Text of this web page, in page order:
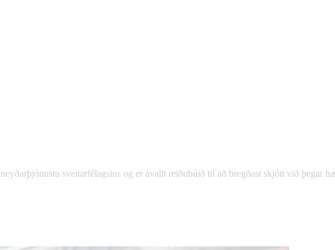
sveitarfélagsins og er ávallt reiðubúið til að bregðast skjótt við þegar